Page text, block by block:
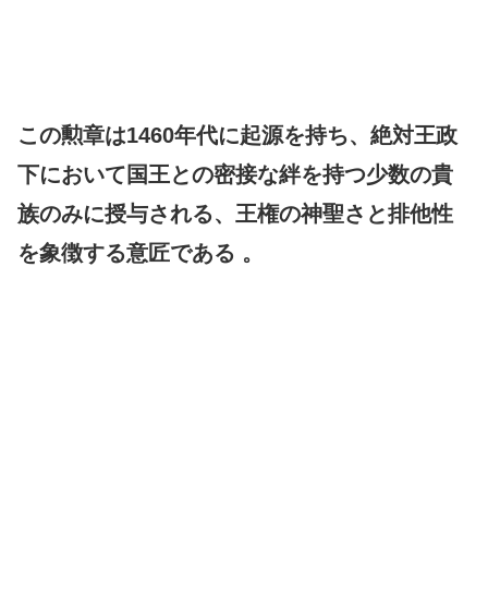
この勲章は1460年代に起源を持ち、絶対王政
下において国王との密接な絆を持つ少数の貴
族のみに授与される、王権の神聖さと排他性
を象徴する意匠である 。